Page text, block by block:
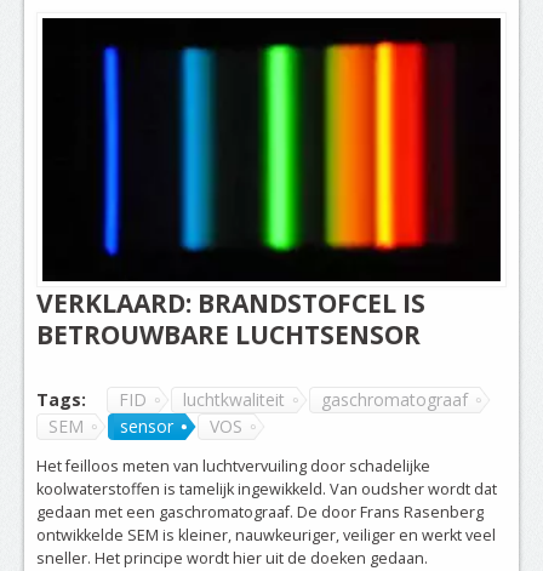
VERKLAARD: BRANDSTOFCEL IS
BETROUWBARE LUCHTSENSOR
Tags: FID luchtkwaliteit
gaschromatograaf
SEM
sensor VOS
Het feilloos meten van luchtvervuiling door schadelijke
koolwaterstoffen is tamelijk ingewikkeld. Van oudsher wordt dat
gedaan met een gaschromatograaf. De door Frans Rasenberg
ontwikkelde SEM is kleiner, nauwkeuriger, veiliger en werkt veel
sneller. Het principe wordt hier uit de doeken gedaan.